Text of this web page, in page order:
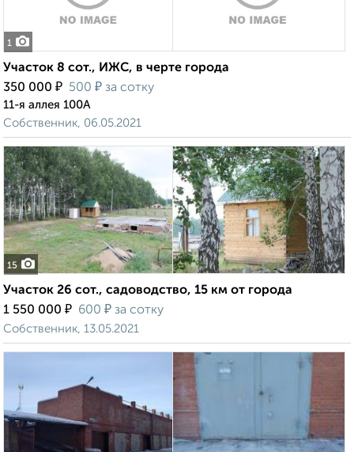
1
Участок 8 сот., ИЖС, в черте города
350 000 ₽ 500 ₽ за сотку
11-я аллея 100А
Собственник, 06.05.2021
15
Участок 26 сот., садоводство, 15 км от города
1 550 000 ₽ 600 ₽ за сотку
Собственник, 13.05.2021